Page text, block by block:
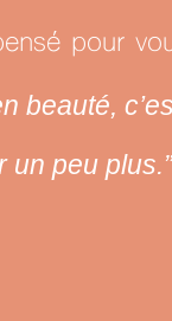
pour
beauté,
peu plus.”